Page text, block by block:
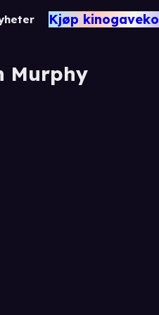
Kjøp
Murphy